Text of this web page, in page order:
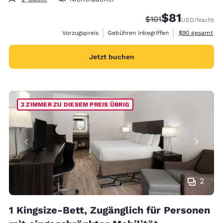
Durchgestrichener
$101Vergünstigter
$81USD/Nacht
Vorzugspreis
Gebühren inbegriffen Geschätzte
$90 gesamt
Jetzt buchen
2
2 ZIMMER ZU DIESEM PREIS ÜBRIG
1 Kingsize-Bett, Zugänglich für Personen